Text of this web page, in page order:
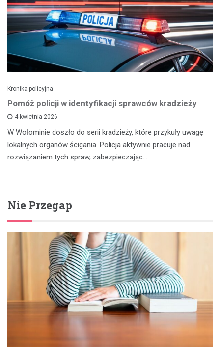
Kronika policyjna
Pomóż policji w identyfikacji sprawców kradzieży
4 kwietnia 2026
W Wołominie doszło do serii kradzieży, które przykuły uwagę
lokalnych organów ścigania. Policja aktywnie pracuje nad
rozwiązaniem tych spraw, zabezpieczając…
Nie Przegap